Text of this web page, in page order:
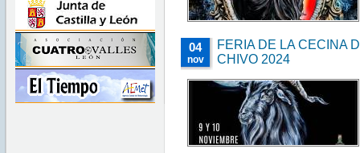
04
nov
FERIA DE LA CECINA
CHIVO 2024